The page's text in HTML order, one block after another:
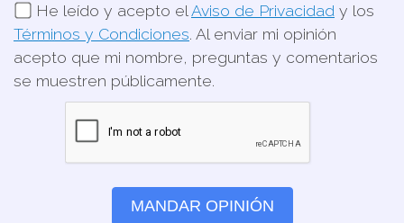
He leído y acepto el Aviso de Privacidad y los
Términos y Condiciones. Al enviar mi opinión
acepto que mi nombre, preguntas y comentarios
se muestren públicamente.
MANDAR OPINIÓN